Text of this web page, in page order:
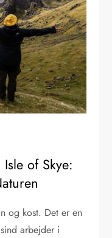
of Skye:
og kost. Det er en
arbejder i